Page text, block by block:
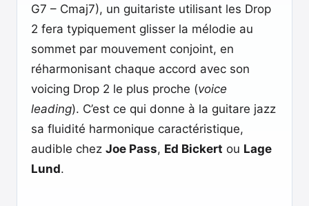
G7 – Cmaj7), un guitariste utilisant les Drop
2 fera typiquement glisser la mélodie au
sommet par mouvement conjoint, en
réharmonisant chaque accord avec son
voicing Drop 2 le plus proche (voice
leading). C’est ce qui donne à la guitare jazz
sa fluidité harmonique caractéristique,
audible chez Joe Pass, Ed Bickert ou Lage
Lund.